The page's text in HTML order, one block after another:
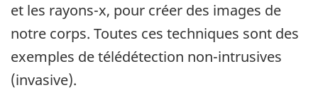
et les rayons-x, pour créer des images de
notre corps. Toutes ces techniques sont des
exemples de télédétection non-intrusives
(invasive).